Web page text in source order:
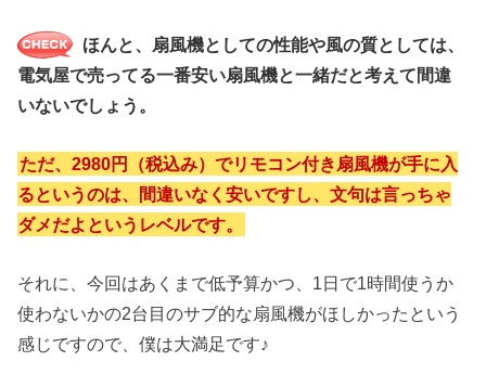
ほんと、扇風機としての性能や風の質としては、
電気屋で売ってる一番安い扇風機と一緒だと考えて間違
いないでしょう。
ただ、2980円（税込み）でリモコン付き扇風機が手に入
るというのは、間違いなく安いですし、文句は言っちゃ
ダメだよというレベルです。
それに、今回はあくまで低予算かつ、1日で1時間使うか
使わないかの2台目のサブ的な扇風機がほしかったという
感じですので、僕は大満足です♪